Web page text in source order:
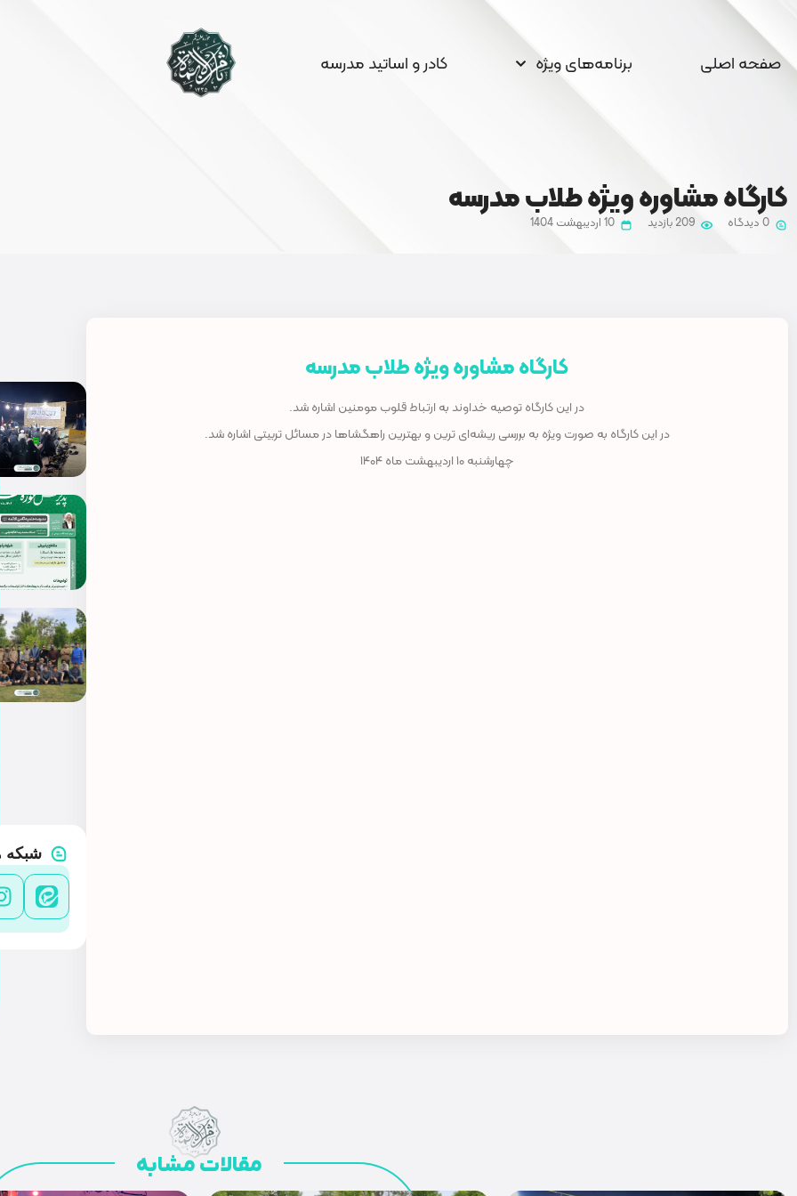
صفحه اصلی برنامه‌های ویژه کادر و اساتید مدرسه
کارگاه مشاوره ویژه طلاب مدرسه
0 دیدگاه 209 بازدید 10 اردیبهشت 1404
کارگاه مشاوره ویژه طلاب مدرسه
در این کارگاه توصیه خداوند به ارتباط قلوب مومنین اشاره شد.
در این کارگاه به صورت ویژه به بررسی ریشه‌ای ترین و بهترین راهگشاها در مسائل تربیتی اشاره شد.
چهارشنبه ۱۰ اردیبهشت ماه ۱۴۰۴
شبکه
مقالات مشابه